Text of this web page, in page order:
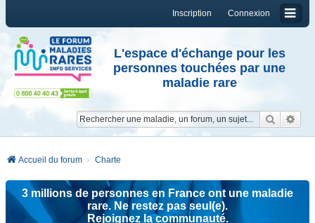
Connexion
Inscription
L'espace d'échange pour les
personnes touchées par une
maladie rare
Accueil du forum Charte
3 millions de personnes en France ont une maladie
rare. Ne restez pas seul(e).
Rejoignez la communauté.